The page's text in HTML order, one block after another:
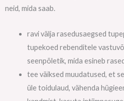
neid, mida saab.
ravi välja rasedusaegsed
tupekoed rebenditele
seenpõletik, mida esineb
tee väiksed muudatused, et
üle toidulaud, vähenda